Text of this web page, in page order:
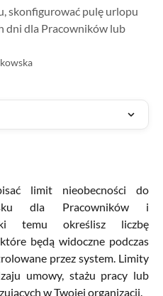
skonfigurować pulę urlopu
dni dla Pracowników lub
limit nieobecności do
dla Pracowników i
temu określisz liczbę
będą widoczne podczas
przez system. Limity
umowy, stażu pracy lub
w Twojej organizacji.